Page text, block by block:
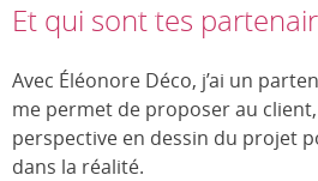
Et qui sont tes
Avec Éléonore Déco, j’ai un
me permet de proposer au
perspective en dessin du projet
dans la réalité.